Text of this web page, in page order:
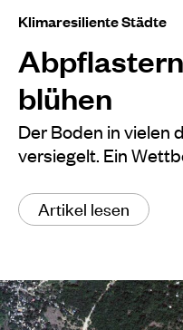
Klimaresiliente Städte
blühen
Der Boden in vielen
versiegelt. Ein
Artikel lesen